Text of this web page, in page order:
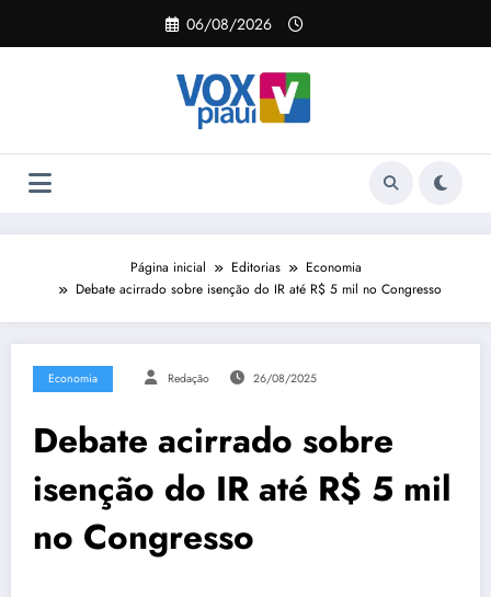
o
06/08/2026
Página inicial Editorias
Economia
Debate acirrado sobre isenção do IR até R$ 5 mil no Congresso
Economia Redação 26/08/2025
Debate acirrado sobre
isenção do IR até R$ 5 mil
no Congresso